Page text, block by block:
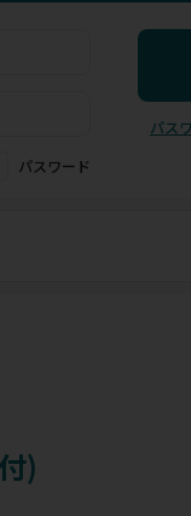
パスワード
パス
)